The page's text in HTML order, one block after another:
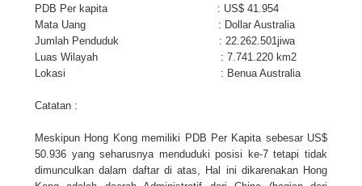
PDB Per kapita : US$ 41.954
Mata Uang : Dollar Australia
Jumlah Penduduk : 22.262.501jiwa
Luas Wilayah : 7.741.220 km2
Lokasi : Benua Australia
Catatan :
Meskipun Hong Kong memiliki PDB Per Kapita sebesar US$
50.936 yang seharusnya menduduki posisi ke-7 tetapi tidak
dimunculkan dalam daftar di atas, Hal ini dikarenakan Hong